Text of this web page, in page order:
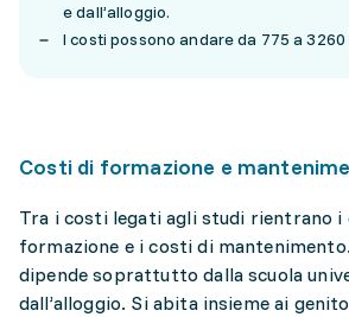
e dall’alloggio.
I costi possono andare da 775 a
Costi di formazione e
Tra i costi legati agli studi rientrano i
formazione e i costi di
dipende soprattutto dalla scuola
dall’alloggio. Si abita insieme ai